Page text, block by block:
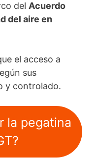
del Acuerdo
del aire en
el acceso a
sus
y controlado.
la pegatina